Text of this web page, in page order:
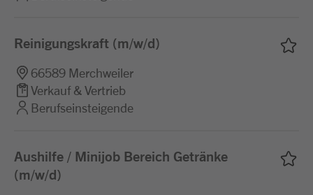
Reinigungskraft (m/w/d)
66589 Merchweiler
Verkauf & Vertrieb
Berufseinsteigende
Aushilfe / Minijob Bereich Getränke
(m/w/d)